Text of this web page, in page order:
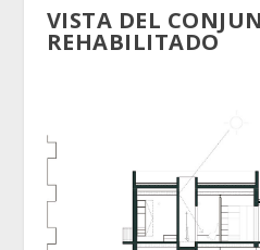
VISTA DEL
REHABILITADO